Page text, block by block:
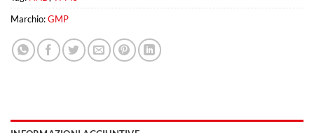
Marchio:GMP